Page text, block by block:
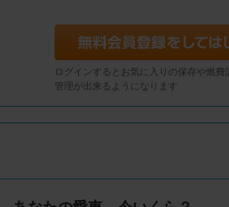
ログインするとお気に入りの保存や燃費
管理が出来るようになります